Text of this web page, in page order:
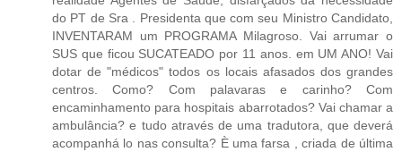
do PT de Sra . Presidenta que com seu Ministro Candidato,
INVENTARAM um PROGRAMA Milagroso. Vai arrumar o
SUS que ficou SUCATEADO por 11 anos. em UM ANO! Vai
dotar de "médicos" todos os locais afasados dos grandes
centros. Como? Com palavaras e carinho? Com
encaminhamento para hospitais abarrotados? Vai chamar a
ambulância? e tudo através de uma tradutora, que deverá
acompanhá lo nas consulta? È uma farsa , criada de última